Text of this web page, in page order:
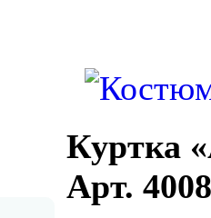
Куртка
Арт.